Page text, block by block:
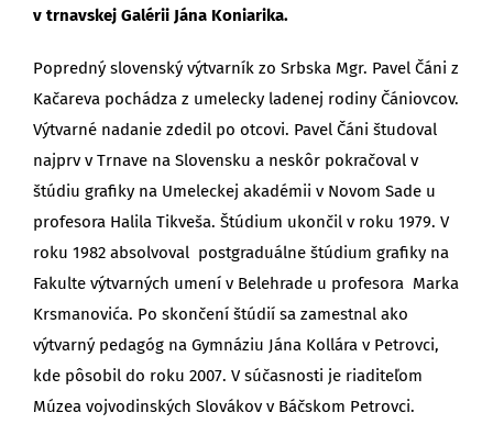
v trnavskej Galérii Jána Koniarika.
Popredný slovenský výtvarník zo Srbska Mgr. Pavel Čáni z
Kačareva pochádza z umelecky ladenej rodiny Čániovcov.
Výtvarné nadanie zdedil po otcovi. Pavel Čáni študoval
najprv v Trnave na Slovensku a neskôr pokračoval v
štúdiu grafiky na Umeleckej akadémii v Novom Sade u
profesora Halila Tikveša. Štúdium ukončil v roku 1979. V
roku 1982 absolvoval postgraduálne štúdium grafiky na
Fakulte výtvarných umení v Belehrade u profesora Marka
Krsmanovića. Po skončení štúdií sa zamestnal ako
výtvarný pedagóg na Gymnáziu Jána Kollára v Petrovci,
kde pôsobil do roku 2007. V súčasnosti je riaditeľom
Múzea vojvodinských Slovákov v Báčskom Petrovci.